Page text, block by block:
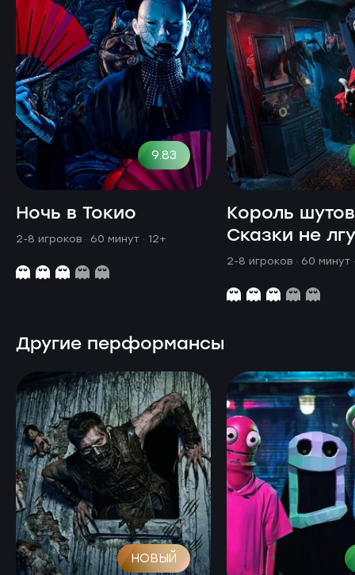
9.83
Ночь в Токио
2-8 игроков · 60 минут · 12+
Король
Сказки не
2-8 игроков · 60 минут
Другие перформансы
НОВЫЙ